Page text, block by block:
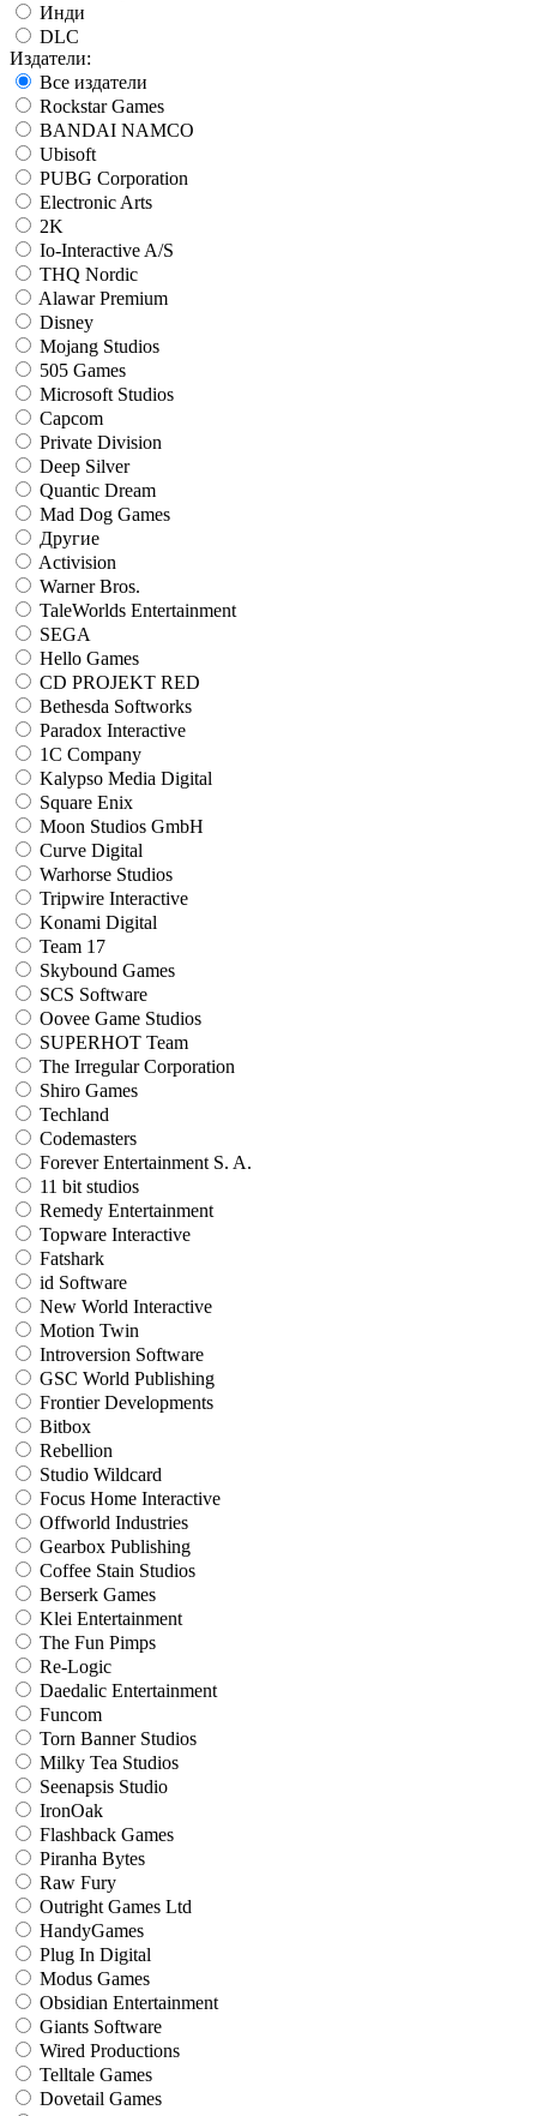
Инди
DLC
Издатели:
Все издатели
Rockstar Games
BANDAI NAMCO
Ubisoft
PUBG Corporation
Electronic Arts
2K
Io-Interactive A/S
THQ Nordic
Alawar Premium
Disney
Mojang Studios
505 Games
Microsoft Studios
Capcom
Private Division
Deep Silver
Quantic Dream
Mad Dog Games
Другие
Activision
Warner Bros.
TaleWorlds Entertainment
SEGA
Hello Games
CD PROJEKT RED
Bethesda Softworks
Paradox Interactive
1C Company
Kalypso Media Digital
Square Enix
Moon Studios GmbH
Curve Digital
Warhorse Studios
Tripwire Interactive
Konami Digital
Team 17
Skybound Games
SCS Software
Oovee Game Studios
SUPERHOT Team
The Irregular Corporation
Shiro Games
Techland
Codemasters
Forever Entertainment S. A.
11 bit studios
Remedy Entertainment
Topware Interactive
Fatshark
id Software
New World Interactive
Motion Twin
Introversion Software
GSC World Publishing
Frontier Developments
Bitbox
Rebellion
Studio Wildcard
Focus Home Interactive
Offworld Industries
Gearbox Publishing
Coffee Stain Studios
Berserk Games
Klei Entertainment
The Fun Pimps
Re-Logic
Daedalic Entertainment
Funcom
Torn Banner Studios
Milky Tea Studios
Seenapsis Studio
IronOak
Flashback Games
Piranha Bytes
Raw Fury
Outright Games Ltd
HandyGames
Plug In Digital
Modus Games
Obsidian Entertainment
Giants Software
Wired Productions
Telltale Games
Dovetail Games